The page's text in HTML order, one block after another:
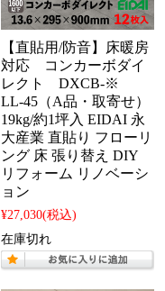
【直貼用/防音】床暖房
対応 コンカーボダイ
レクト DXCB-※
LL-45（A品・取寄せ）
19kg/約1坪入 EIDAI 永
大産業 直貼り フローリ
ング 床 張り替え DIY
リフォーム リノベーシ
ョン
¥27,030(税込)
在庫切れ